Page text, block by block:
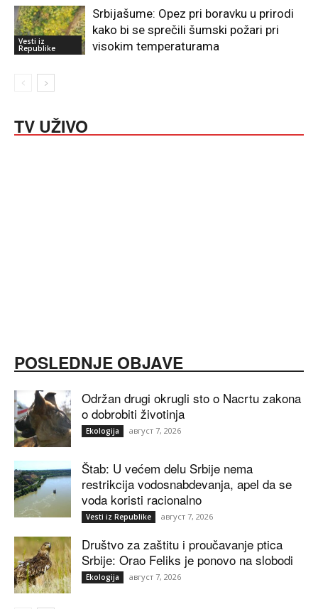
Vesti iz
Republike
Srbijašume: Opez pri boravku u prirodi
kako bi se sprečili šumski požari pri
visokim temperaturama
TV UŽIVO
POSLEDNJE OBJAVE
Održan drugi okrugli sto o Nacrtu zakona
o dobrobiti životinja
Ekologija август 7, 2026
Štab: U većem delu Srbije nema
restrikcija vodosnabdevanja, apel da se
voda koristi racionalno
Vesti iz Republike август 7, 2026
Društvo za zaštitu i proučavanje ptica
Srbije: Orao Feliks je ponovo na slobodi
Ekologija август 7, 2026